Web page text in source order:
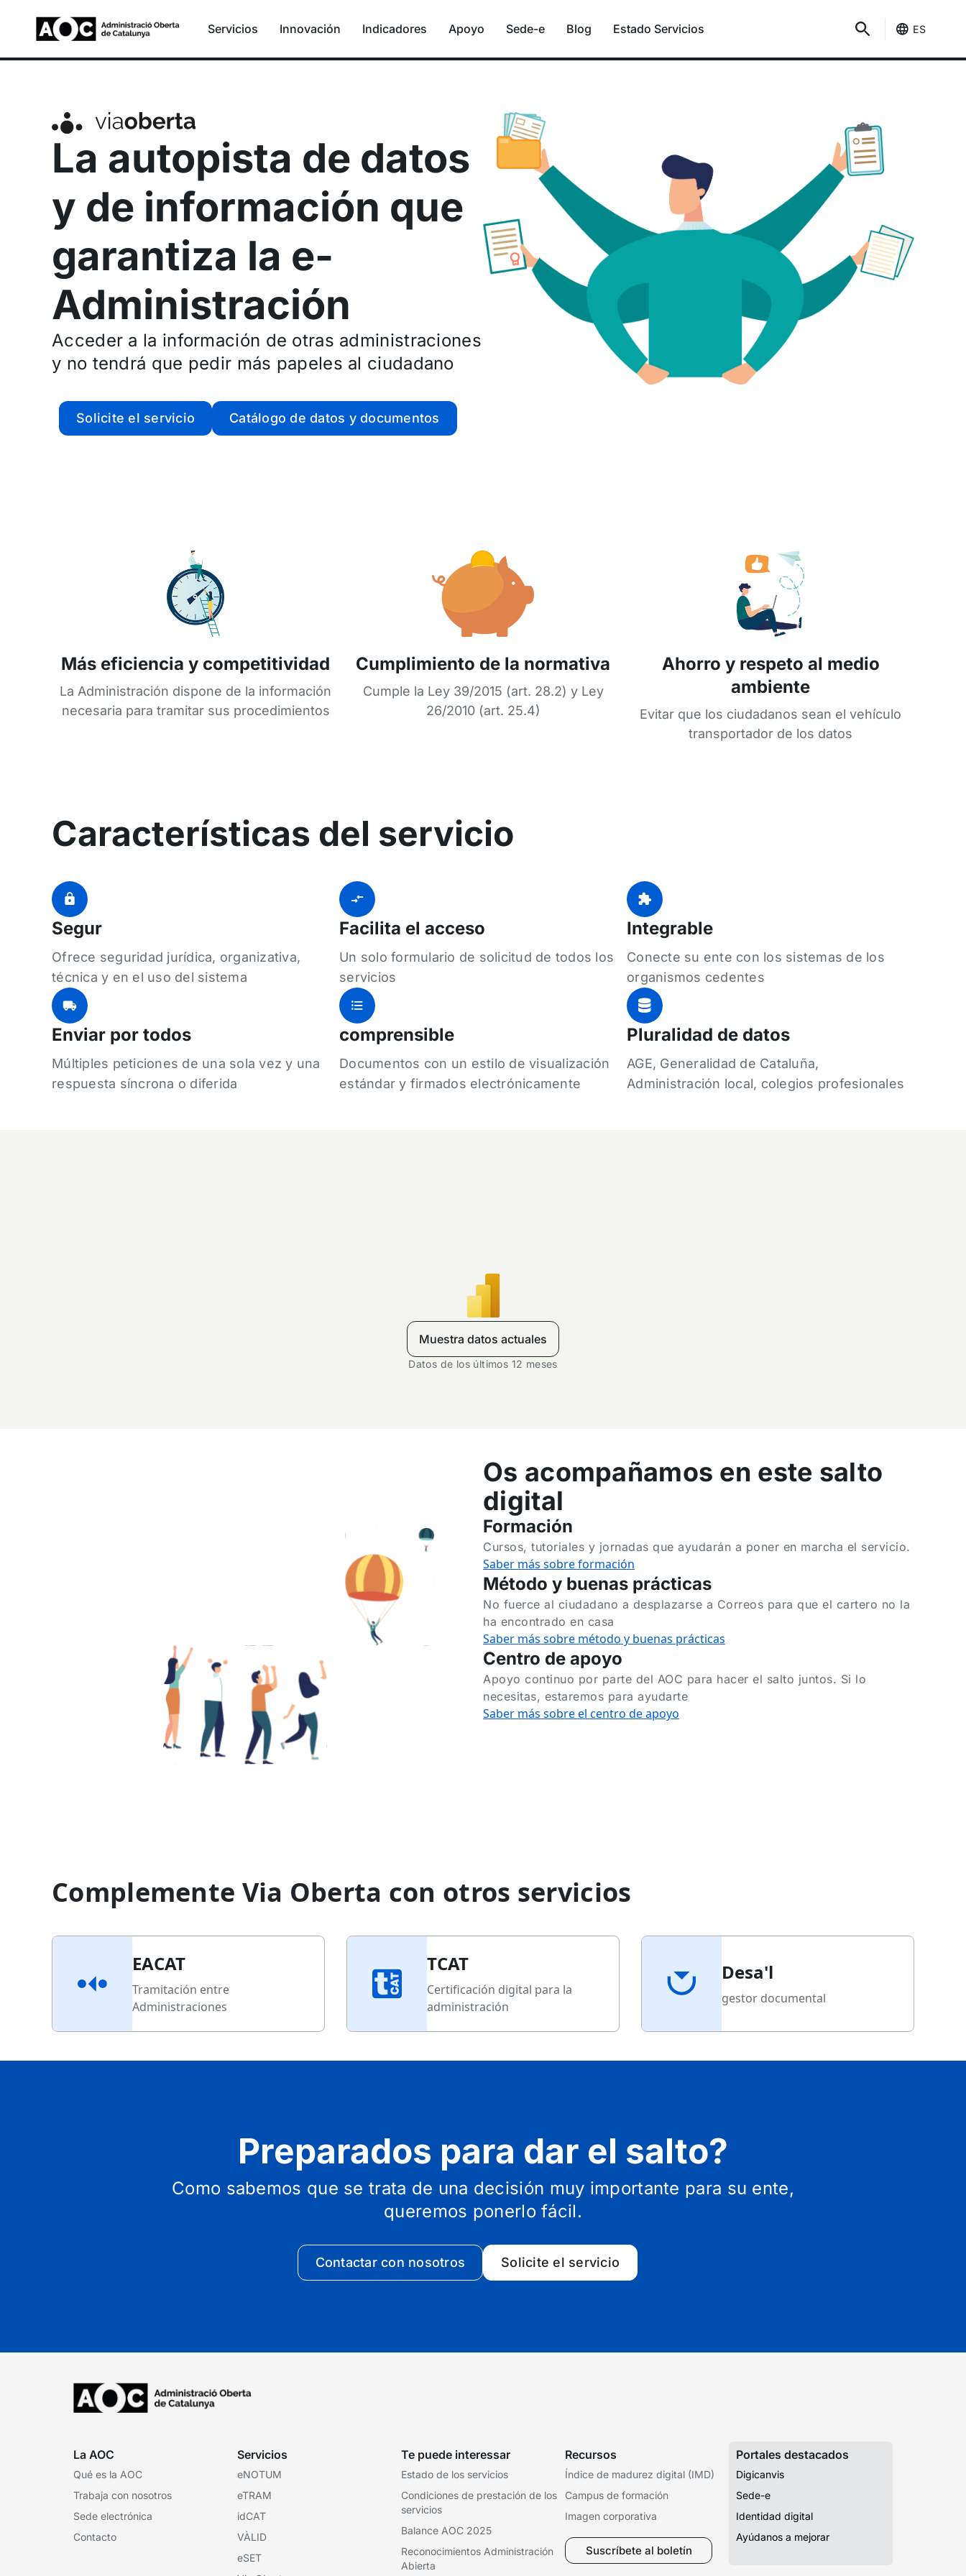
Servicios Innovación Indicadores Apoyo Sede-e Blog Estado Servicios ES
La autopista de datos
y de información que
garantiza la e-
Administración
Acceder a la información de otras administraciones
y no tendrá que pedir más papeles al ciudadano
Solicite el servicio Catálogo de datos y documentos
Más eficiencia y competitividad
La Administración dispone de la información
necesaria para tramitar sus procedimientos
Cumplimiento de la normativa
Cumple la Ley 39/2015 (art. 28.2) y Ley
26/2010 (art. 25.4)
Ahorro y respeto al medio
ambiente
Evitar que los ciudadanos sean el vehículo
transportador de los datos
Características del servicio
Segur
Ofrece seguridad jurídica, organizativa,
técnica y en el uso del sistema
Facilita el acceso
Un solo formulario de solicitud de todos los
servicios
Integrable
Conecte su ente con los sistemas de los
organismos cedentes
Enviar por todos
Múltiples peticiones de una sola vez y una
respuesta síncrona o diferida
comprensible
Documentos con un estilo de visualización
estándar y firmados electrónicamente
Pluralidad de datos
AGE, Generalidad de Cataluña,
Administración local, colegios profesionales
Muestra datos actuales
Datos de los últimos 12 meses
Os acompañamos en este salto
digital
Formación
Cursos, tutoriales y jornadas que ayudarán a poner en marcha el servicio.
Saber más sobre formación
Método y buenas prácticas
No fuerce al ciudadano a desplazarse a Correos para que el cartero no la
ha encontrado en casa
Saber más sobre método y buenas prácticas
Centro de apoyo
Apoyo continuo por parte del AOC para hacer el salto juntos. Si lo
necesitas, estaremos para ayudarte
Saber más sobre el centro de apoyo
Complemente Via Oberta con otros servicios
EACAT
Tramitación entre
Administraciones
TCAT
Certificación digital para la
administración
Desa'l
gestor documental
Preparados para dar el salto?
Como sabemos que se trata de una decisión muy importante para su ente,
queremos ponerlo fácil.
Contactar con nosotros Solicite el servicio
La AOC
Qué es la AOC
Trabaja con nosotros
Sede electrónica
Contacto
Servicios
eNOTUM
eTRAM
idCAT
VÀLID
eSET
Te puede interessar
Estado de los servicios
Condiciones de prestación de los
servicios
Balance AOC 2025
Reconocimientos Administración
Abierta
Recursos
Índice de madurez digital (IMD)
Campus de formación
Imagen corporativa
Suscríbete al boletín
Portales destacados
Digicanvis
Sede-e
Identidad digital
Ayúdanos a mejorar